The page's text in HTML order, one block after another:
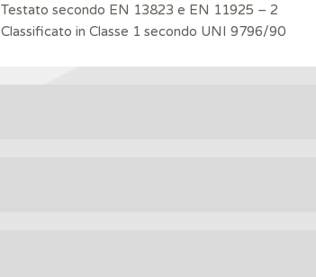
Testato secondo EN 13823 e EN 11925 – 2
Classificato in Classe 1 secondo UNI 9796/90